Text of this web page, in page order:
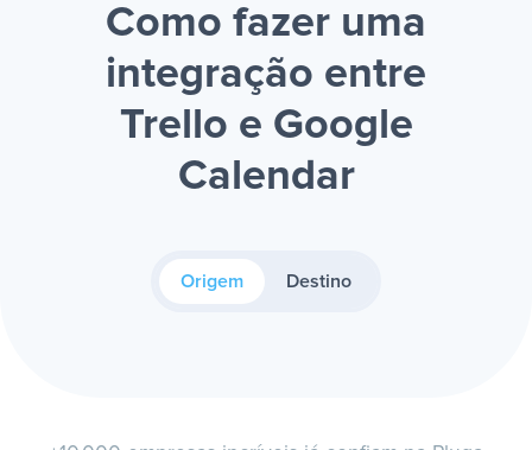
Como fazer uma
integração entre
Trello e Google
Calendar
Origem Destino